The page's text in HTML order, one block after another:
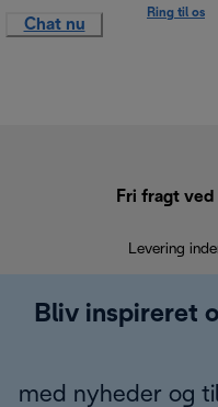
Chat nu
Ring til os
Fri fragt
Levering
Bliv inspireret
med nyheder og